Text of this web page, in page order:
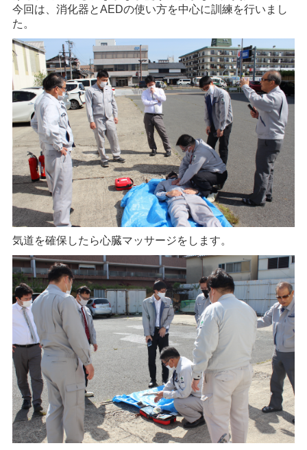
今回は、消化器とAEDの使い方を中心に訓練を行いまし
た。
気道を確保したら心臓マッサージをします。